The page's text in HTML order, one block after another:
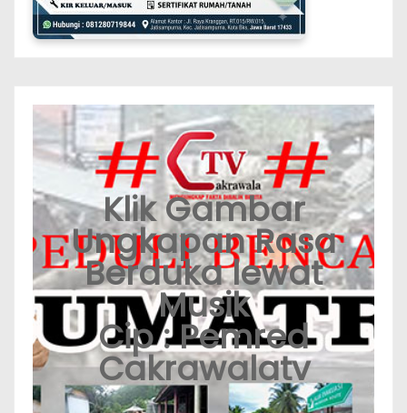
Klik Gambar
Ungkapan Rasa
Berduka lewat
Musik
Cip : Pemred
Cakrawalatv